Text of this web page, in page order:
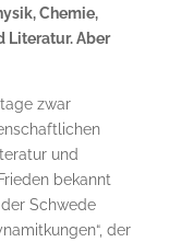
Chemie,
Literatur. Aber
zwar
und
bekannt
Schwede
der